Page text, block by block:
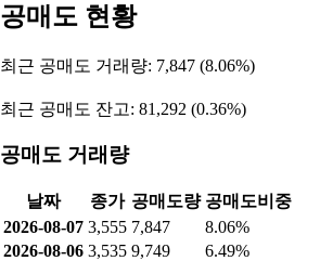
공매도 현황
최근 공매도 거래량: 7,847 (8.06%)
최근 공매도 잔고: 81,292 (0.36%)
공매도 거래량
날짜 종가 공매도량 공매도비중
2026-08-07 3,555 7,847
8.06%
2026-08-06 3,535 9,749
6.49%